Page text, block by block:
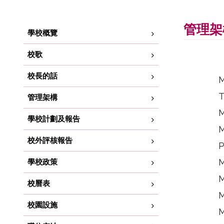
學校概覽
校歌
校長的話
管理架構
學校計劃及報告
校外評核報告
學校政策
校曆表
校園設施
管理